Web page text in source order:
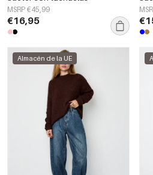
MSRP €45,99
€16,95
Almacén de la UE